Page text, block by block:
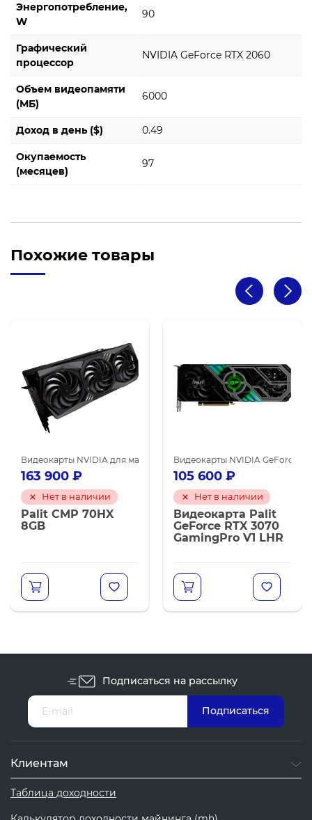
Энергопотребление,
W
90
Графический
процессор
NVIDIA GeForce RTX 2060
Объем видеопамяти
(МБ)
6000
Доход в день ($) 0.49
Окупаемость
(месяцев)
97
Похожие товары
майнингаNVIDIA GeForce RTX 3060 Ti Видеокарты NVIDIA для майнинга
Видеокарты NVIDIA для майнинга
163 900 ₽
Нет в наличии
Palit CMP 70HX
8GB
Видеокарты NVIDIA GeForce
105 600 ₽
Нет в наличии
Видеокарта Palit
GeForce RTX 3070
GamingPro V1 LHR
Подписаться на рассылку
Клиентам
Таблица доходности